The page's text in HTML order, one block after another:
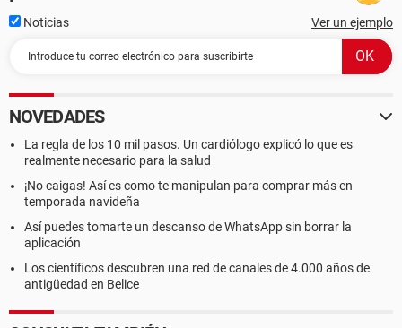
Noticias Ver un ejemplo
NOVEDADES
La regla de los 10 mil pasos. Un cardiólogo explicó lo que es
realmente necesario para la salud
¡No caigas! Así es como te manipulan para comprar más en
temporada navideña
Así puedes tomarte un descanso de WhatsApp sin borrar la
aplicación
Los científicos descubren una red de canales de 4.000 años de
antigüedad en Belice